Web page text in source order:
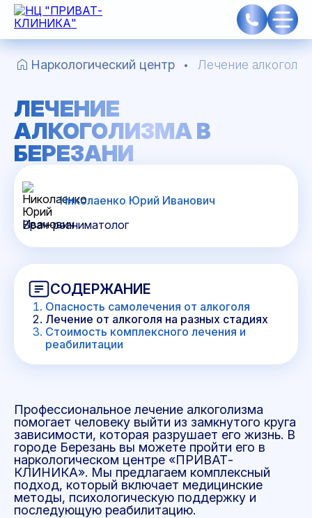
Наркологический центр Лечение
ЛЕЧЕНИЕ
АЛКОГОЛИЗМА В
БЕРЕЗАНИ
Николаенко Юрий Иванович
Врач-реаниматолог
Профессиональное лечение алкоголизма
помогает человеку выйти из замкнутого круга
зависимости, которая разрушает его жизнь. В
городе Березань вы можете пройти его в
наркологическом центре «ПРИВАТ-
КЛИНИКА». Мы предлагаем комплексный
подход, который включает медицинские
методы, психологическую поддержку и
последующую реабилитацию.
СОДЕРЖАНИЕ
Опасность самолечения от алкоголя
Лечение от алкоголя на разных стадиях
Стоимость комплексного лечения и
реабилитации